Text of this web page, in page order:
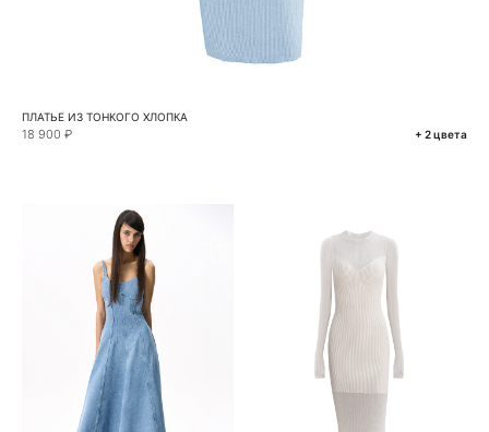
ПЛАТЬЕ ИЗ ТОНКОГО ХЛОПКА
18 900 ₽ + 2 цвета